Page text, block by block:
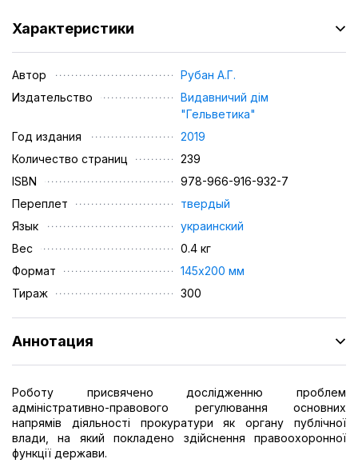
Характеристики
Автор
Рубан А.Г.
Издательство
Видавничий дім
"Гельветика"
Год издания
2019
Количество страниц
239
ISBN
978-966-916-932-7
Переплет
твердый
Язык
украинский
Вес
0.4 кг
Формат
145х200 мм
Тираж
300
Аннотация
Роботу присвячено дослідженню проблем
адміністративно-правового регулювання основних
напрямів діяльності прокуратури як органу публічної
влади, на який покладено здійснення правоохоронної
функції держави.